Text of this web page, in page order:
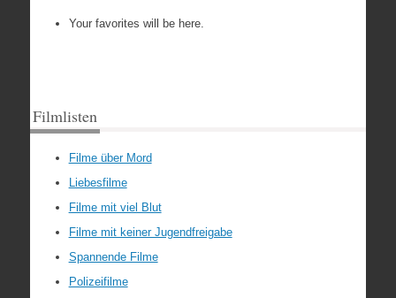
Your favorites will be here.
Filmlisten
Filme über Mord
Liebesfilme
Filme mit viel Blut
Filme mit keiner Jugendfreigabe
Spannende Filme
Polizeifilme